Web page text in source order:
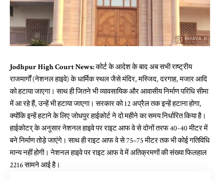
Jodhpur High Court News:कोर्ट के आदेश के बाद अब सभी राष्ट्रीय
राजमार्गों (नेशनल हाइवे) के धार्मिक स्थल जैसे मंदिर, मस्जिद, दरगाह, मजार आदि
को हटाया जाएगा। साथ ही जितने भी व्यावसायिक और आवासीय निर्माण परिधि सीमा
में आ रहे हैं, उन्हें भी हटाया जाएगा। सरकार को 12 अप्रैल तक इन्हें हटाना होगा,
क्योंकि इन्हें हटाने के लिए जोधपुर हाईकोर्ट ने दो महीने का समय निर्धारित किया है।
हाईकोटर् के अनुसार नेशनल हाइवे पर राइट आफ वे से दोनों तरफ 40-40 मीटर में
बने निर्माण तोड़े जाएंगे। साथ ही राइट आफ वे से 75–75 मीटर तक भी कोई गतिविधि
मान्य नहीं होगी। नेशनल हाइवे पर राइट आफ वे में अतिक्रमणों की संख्या फिलहाल
2216 सामने आई है।